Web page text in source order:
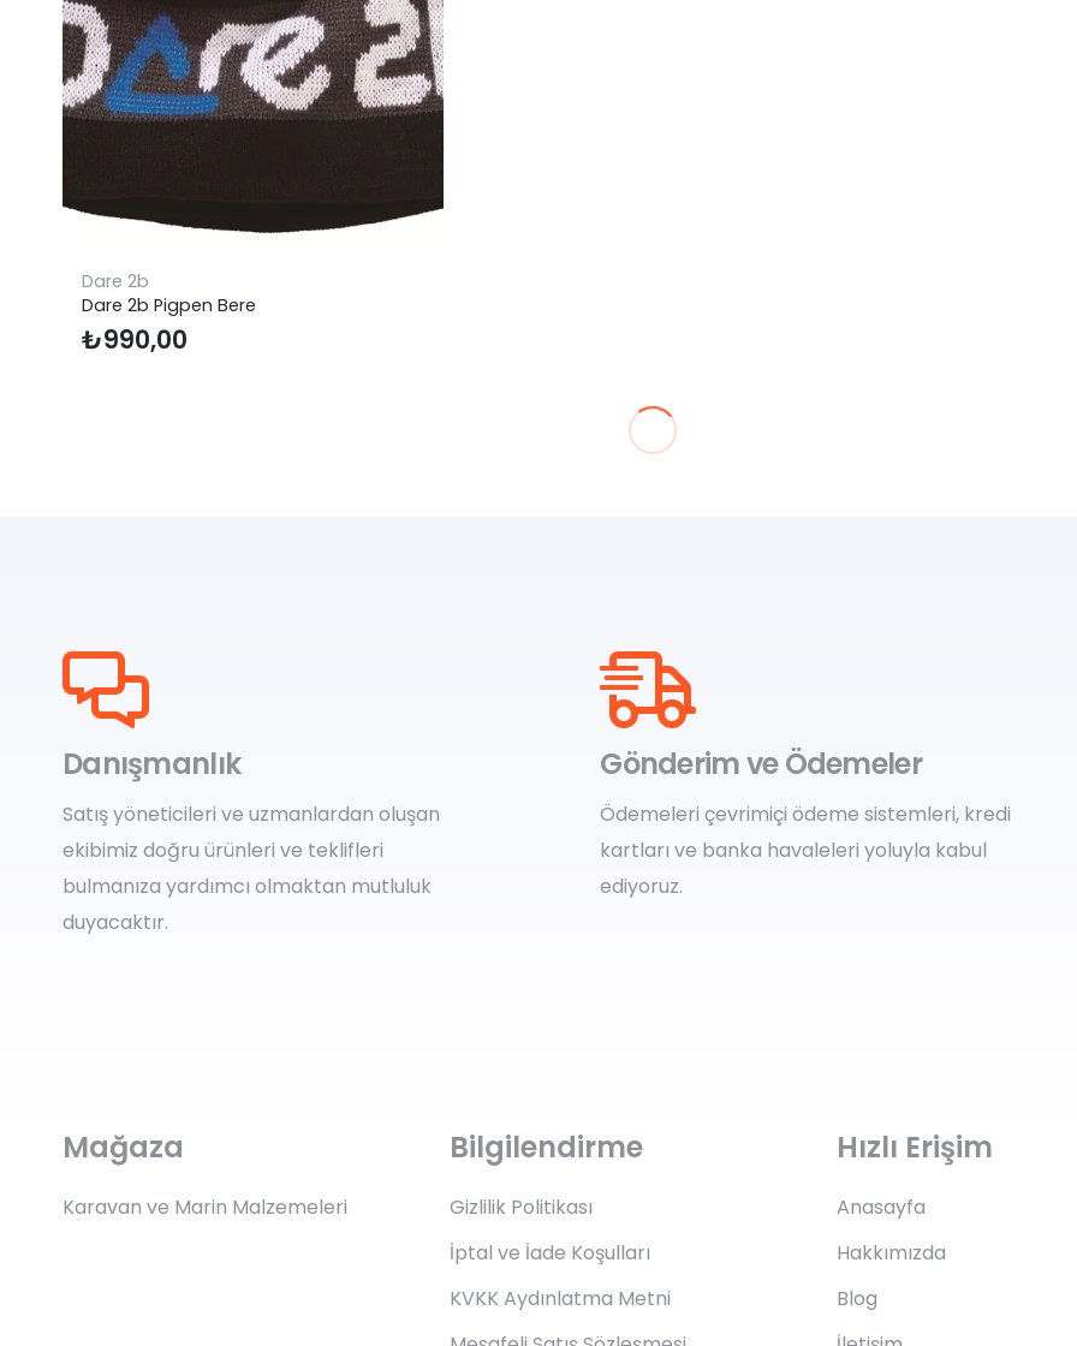
Dare 2b
Dare 2b Pigpen Bere
₺990,00